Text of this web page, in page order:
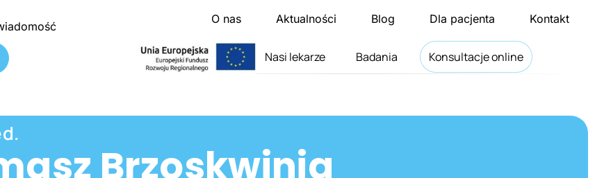
O nas Aktualności Blog Dla pacjenta Kontakt
Nasi lekarze Badania Konsultacje online
Brzoskwinia